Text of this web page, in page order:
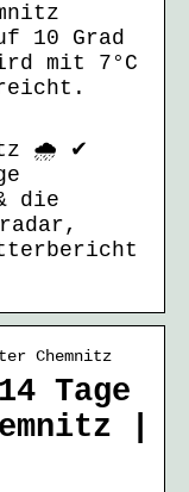
10 Grad
mit 7°C
🌧️ ✔
die
Chemnitz
Tage
|